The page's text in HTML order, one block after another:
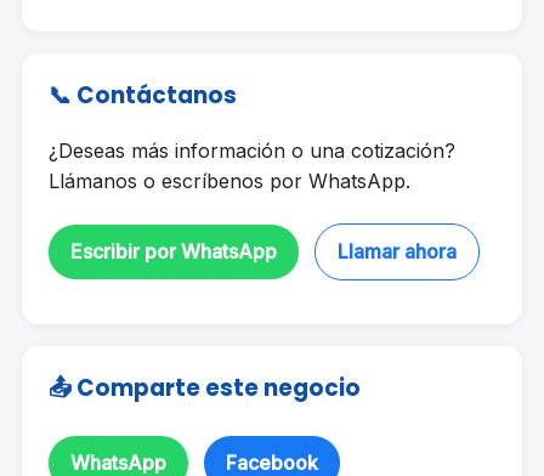
📞 Contáctanos
¿Deseas más información o una cotización?
Llámanos o escríbenos por WhatsApp.
Escribir por WhatsApp Llamar ahora
📤 Comparte este negocio
WhatsApp Facebook